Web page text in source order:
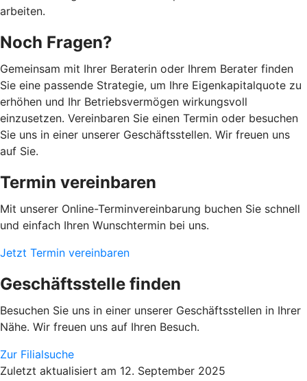
arbeiten.
Noch Fragen?
Gemeinsam mit Ihrer Beraterin oder Ihrem Berater finden
Sie eine passende Strategie, um Ihre Eigenkapitalquote zu
erhöhen und Ihr Betriebsvermögen wirkungsvoll
einzusetzen. Vereinbaren Sie einen Termin oder besuchen
Sie uns in einer unserer Geschäftsstellen. Wir freuen uns
auf Sie.
Termin vereinbaren
Mit unserer Online-Terminvereinbarung buchen Sie schnell
und einfach Ihren Wunschtermin bei uns.
Jetzt Termin vereinbaren
Geschäftsstelle finden
Besuchen Sie uns in einer unserer Geschäftsstellen in Ihrer
Nähe. Wir freuen uns auf Ihren Besuch.
Zur Filialsuche
Zuletzt aktualisiert am 12. September 2025